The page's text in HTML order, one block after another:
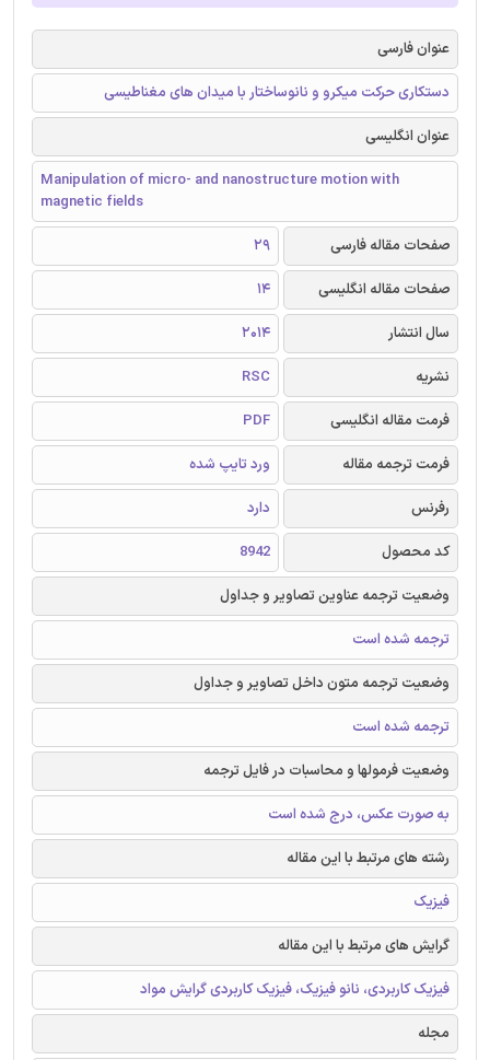
عنوان فارسی
دستکاری حرکت میکرو و نانوساختار با میدان های مغناطیسی
عنوان انگلیسی
Manipulation of micro- and nanostructure motion with
magnetic fields
صفحات مقاله فارسی
29
صفحات مقاله انگلیسی
14
سال انتشار
2014
نشریه
RSC
فرمت مقاله انگلیسی
PDF
فرمت ترجمه مقاله
ورد تایپ شده
رفرنس
دارد
کد محصول
8942
وضعیت ترجمه عناوین تصاویر و جداول
ترجمه شده است
وضعیت ترجمه متون داخل تصاویر و جداول
ترجمه شده است
وضعیت فرمولها و محاسبات در فایل ترجمه
به صورت عکس، درج شده است
رشته های مرتبط با این مقاله
فیزیک
گرایش های مرتبط با این مقاله
فیزیک کاربردی، نانو فیزیک، فیزیک کاربردی گرایش مواد
مجله